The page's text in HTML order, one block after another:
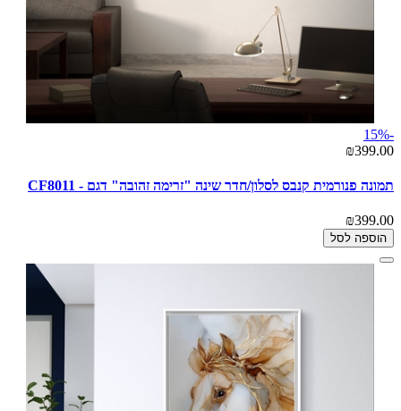
-15%
₪399.00
תמונה פנורמית קנבס לסלון/חדר שינה "זרימה זהובה" דגם - CF8011
₪399.00
הוספה לסל